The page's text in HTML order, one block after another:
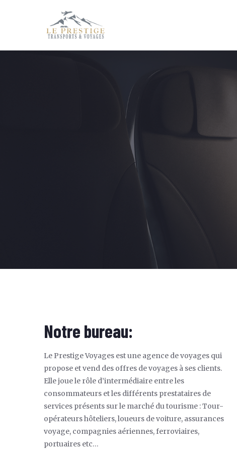
Notre bureau:
Le Prestige Voyages est une agence de voyages qui
propose et vend des offres de voyages à ses clients.
Elle joue le rôle d’intermédiaire entre les
consommateurs et les différents prestataires de
services présents sur le marché du tourisme : Tour-
opérateurs hôteliers, loueurs de voiture, assurances
voyage, compagnies aériennes, ferroviaires,
portuaires etc…